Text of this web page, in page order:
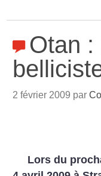
Otan :
2 février 2009 par
Lors du